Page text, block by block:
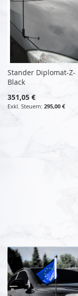
Stander Diplomat-Z-
Black
351,05 €
295,00 €